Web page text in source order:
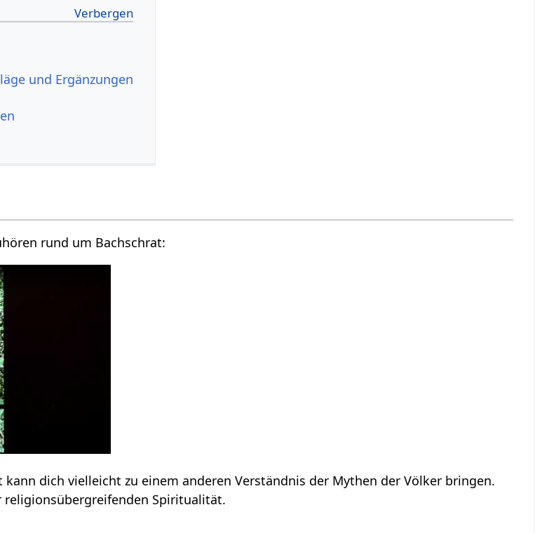
und Ergänzungen
rund um Bachschrat:
kann dich vielleicht zu einem anderen Verständnis der Mythen der Völker bringen.
Spiritualität.